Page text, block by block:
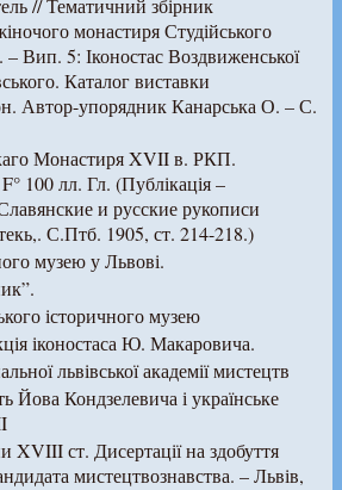
// Тематичний збірник
монастиря Студійського
– Вип. 5: Іконостас Воздвиженської
Каталог виставки
Автор-упорядник Канарська О. – С.
Монастиря XVII в. РКП.
100 лл. Гл. (Публікація –
и русские рукописи
С.Птб. 1905, ст. 214-218.)
музею у Львові.
історичного музею
іконостаса Ю. Макаровича.
львівської академії мистецтв
Йова Кондзелевича і українське
XVIII ст. Дисертації на здобуття
мистецтвознавства. – Львів,